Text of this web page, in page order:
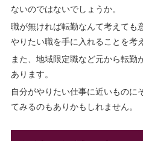
ないのではないでしょうか。
職が無ければ転勤なんて考えても
やりたい職を手に入れることを考
また、地域限定職など元から転勤
あります。
自分がやりたい仕事に近いものに
てみるのもありかもしれません。